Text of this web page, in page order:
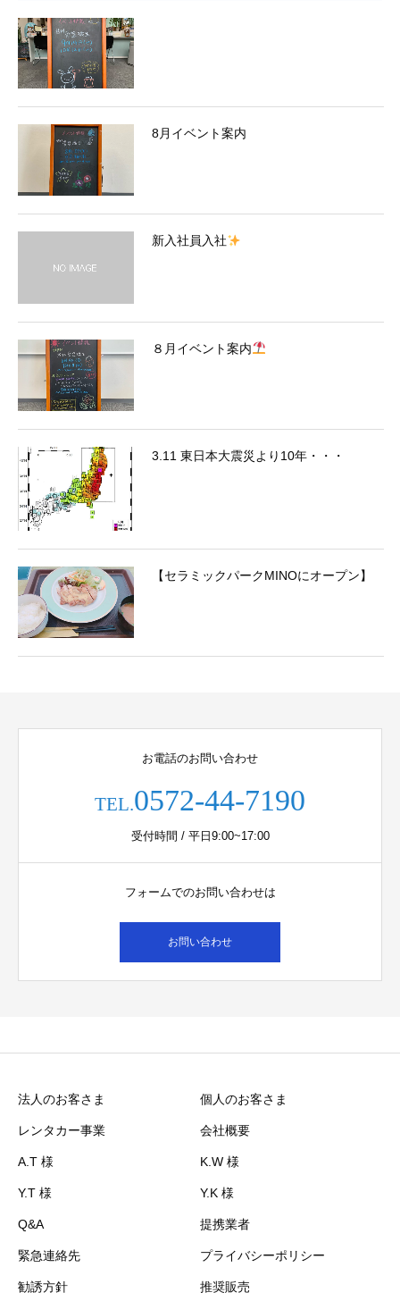
8月イベント案内
新入社員入社
８月イベント案内
3.11 東日本大震災より10年・・・
【セラミックパークMINOにオープン】
お電話のお問い合わせ
TEL.0572-44-7190
受付時間 / 平日9:00~17:00
フォームでのお問い合わせは
お問い合わせ
法人のお客さま 個人のお客さま
レンタカー事業 会社概要
A.T 様 K.W 様
Y.T 様 Y.K 様
Q&A 提携業者
緊急連絡先 プライバシーポリシー
勧誘方針 推奨販売